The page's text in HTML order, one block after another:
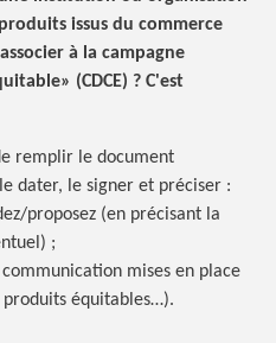
issus du commerce
à la campagne
(CDCE) ? C'est
remplir le document
dater, le signer et préciser :
proposez (en précisant la
;
mises en place
équitables…).